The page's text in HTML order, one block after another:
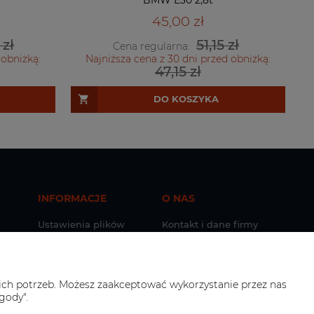
45,00 zł
Cena regularna: 51,15 zł
Najniższa cena z 30 dni przed obniżką:
47,15 zł
DO KOSZYKA
INFORMACJE
Ustawienia plików
cookies
Darmowe zwroty
O NAS
Kontakt i dane firmy
potrzeb. Możesz zaakceptować wykorzystanie przez nas